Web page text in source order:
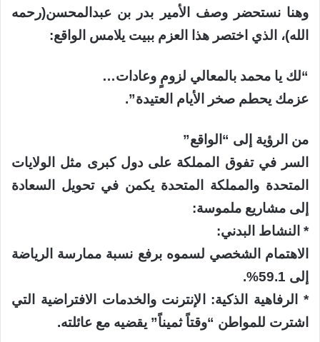
وهنا نستحضر وصف الأمير بدر بن عبدالمحسن(رحمه
الله)، الذي اختصر هذا العزم ببيت يلامس الواقع:
“لك يا محمد بالمعالي لزومٍ وعادات…
عزمك يحطم صخر الأيام العتيدة”.
من الرؤية إلى “الواقع”
السر في تفوق المملكة على دول كبرى مثل الولايات
المتحدة والمملكة المتحدة يكمن في تحويل السعادة
إلى مشاريع ملموسة:
* النشاط البدني:
الاهتمام الشخصي لسموه برفع نسبة ممارسة الرياضة
إلى 59.1%.
* الرفاهية الذكية: الإنترنت والخدمات الافتراضية التي
اشترت للمواطن “وقتاً ثميناً” يقضيه مع عائلته.